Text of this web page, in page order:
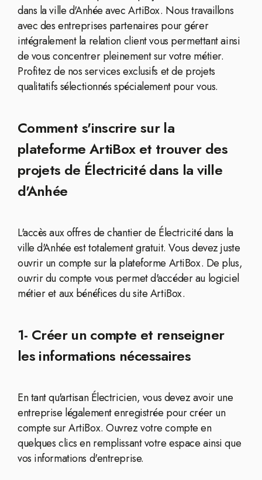
dans la ville d'Anhée avec ArtiBox. Nous travaillons
avec des entreprises partenaires pour gérer
intégralement la relation client vous permettant ainsi
de vous concentrer pleinement sur votre métier.
Profitez de nos services exclusifs et de projets
qualitatifs sélectionnés spécialement pour vous.
Comment s'inscrire sur la
plateforme ArtiBox et trouver des
projets de Électricité dans la ville
d'Anhée
L'accès aux offres de chantier de Électricité dans la
ville d'Anhée est totalement gratuit. Vous devez juste
ouvrir un compte sur la plateforme ArtiBox. De plus,
ouvrir du compte vous permet d'accéder au logiciel
métier et aux bénéfices du site ArtiBox.
1- Créer un compte et renseigner
les informations nécessaires
En tant qu'artisan Électricien, vous devez avoir une
entreprise légalement enregistrée pour créer un
compte sur ArtiBox. Ouvrez votre compte en
quelques clics en remplissant votre espace ainsi que
vos informations d'entreprise.